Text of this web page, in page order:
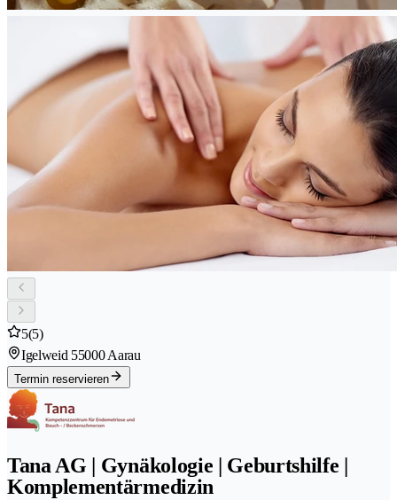
5(5)
Igelweid 55000 Aarau
Termin reservieren
Tana AG | Gynäkologie | Geburtshilfe |
Komplementärmedizin